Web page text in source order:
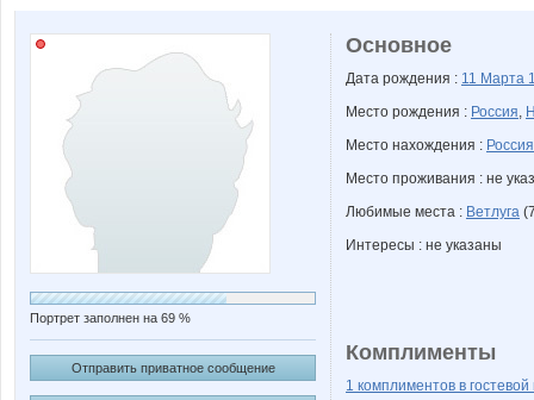
Портрет заполнен на 69 %
Отправить приватное сообщение
Основное
Дата рождения : 11 Марта
Место рождения : Россия,
Место нахождения : Россия
Место проживания : не
Любимые места : Ветлуга
Интересы : не указаны
Комплименты
1 комплиментов в гостевой